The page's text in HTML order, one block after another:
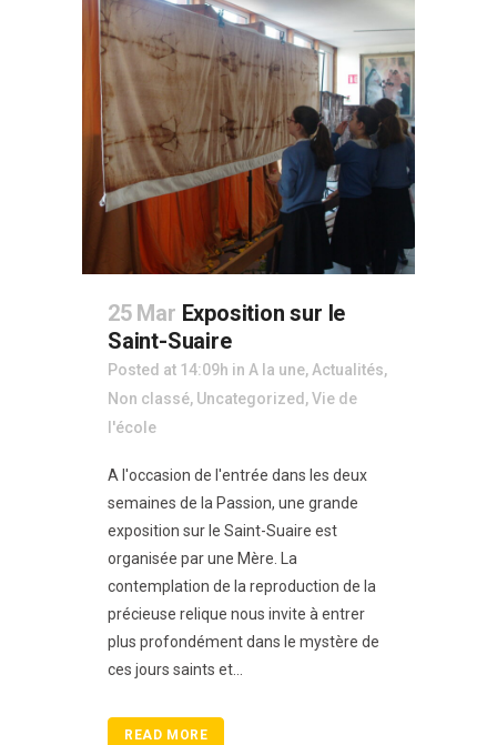
25 Mar Exposition sur le
Saint-Suaire
Posted at 14:09h in A la une,Actualités,
Non classé, Uncategorized ,Vie de
l'école
A l'occasion de l'entrée dans les deux
semaines de la Passion, une grande
exposition sur le Saint-Suaire est
organisée par une Mère. La
contemplation de la reproduction de la
précieuse relique nous invite à entrer
plus profondément dans le mystère de
ces jours saints et...
READ MORE